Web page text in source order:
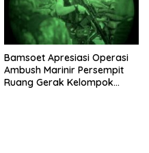
Bamsoet Apresiasi Operasi
Ambush Marinir Persempit
Ruang Gerak Kelompok